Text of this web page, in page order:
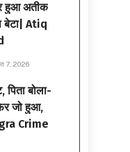
हुआ अतीक
बेटा| Atiq
7, 2026
पिता बोला-
जो हुआ,
Crime